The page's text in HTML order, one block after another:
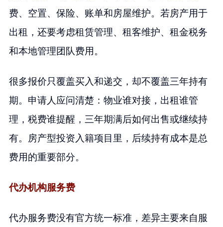
费、空置、保险、账单和房屋维护。若房产用于
出租，还要考虑租赁管理、租客维护、租金税务
和本地管理团队费用。
很多报价只覆盖买入和递交，却不覆盖三年持有
期。申请人应问清楚：物业谁对接，出租谁管
理，税费谁提醒，三年期满后如何出售或继续持
有。房产型投资入籍项目里，后续持有成本是总
费用的重要部分。
代办机构服务费
代办服务费没有官方统一标准，差异主要来自服